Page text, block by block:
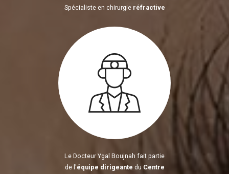
Spécialiste en chirurgie réfractive
Le Docteur Ygal Boujnah fait partie
de l'équipe dirigeante du Centre